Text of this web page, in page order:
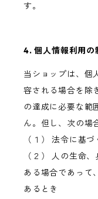
す。
4. 個人情報利用の
当ショップは、個
容される場合を除
の達成に必要な範
ん。但し、次の場
（１） 法令に基
（２） 人の生命
ある場合であって
あるとき